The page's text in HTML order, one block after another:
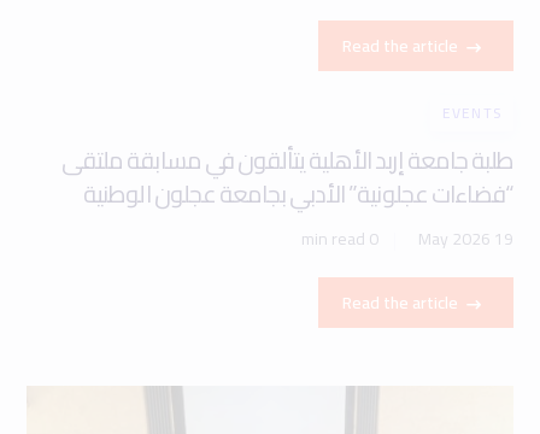
Read the article
EVENTS
طلبة جامعة إربد الأهلية يتألقون في مسابقة ملتقى
“فضاءات عجلونية” الأدبي بجامعة عجلون الوطنية
19 May 2026
0 min read
Read the article